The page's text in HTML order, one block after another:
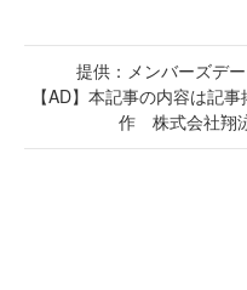
提供：メンバーズデ
【AD】本記事の内容は記
作 株式会社翔